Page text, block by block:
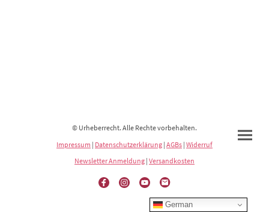
© Urheberrecht. Alle Rechte vorbehalten.
Impressum | Datenschutzerklärung | AGBs | Widerruf
Newsletter Anmeldung | Versandkosten
German